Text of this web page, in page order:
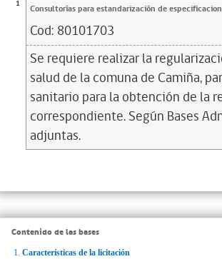
1 Consultorías para estandarización de
Cod: 80101703
Se requiere realizar la
salud de la comuna de Camiña,
sanitario para la obtención de la
correspondiente. Según Bases
adjuntas.
Contenido de las bases
1. Características de la licitación